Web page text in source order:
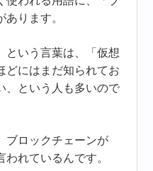
ります。
という言葉は、「仮想
どにはまだ知られてお
、という人も多いので
ブロックチェーンが
われているんです。